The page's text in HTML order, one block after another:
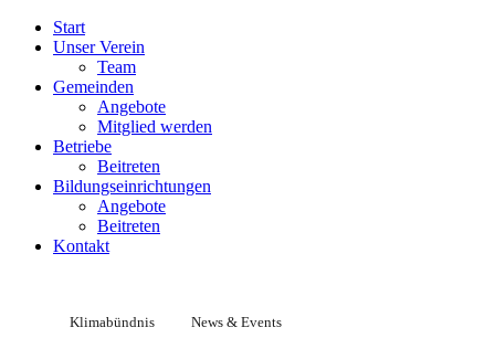
Start
Unser Verein
Team
Gemeinden
Angebote
Mitglied werden
Betriebe
Beitreten
Bildungseinrichtungen
Angebote
Beitreten
Kontakt
Klimabündnis News & Events